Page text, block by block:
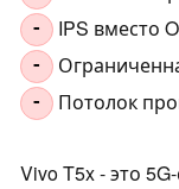
- IPS вместо
-
- Потолок
Vivo T5x - это